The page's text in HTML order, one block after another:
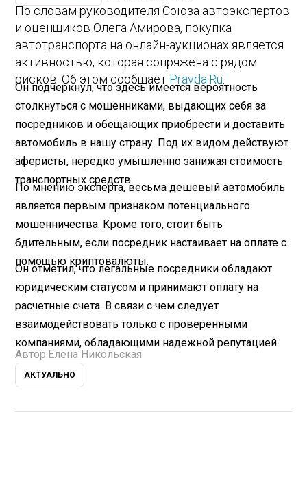
По словам руководителя Союза автоэкспертов
и оценщиков Олега Амирова, покупка
автотранспорта на онлайн-аукционах является
активностью, которая сопряжена с рядом
рисков. Об этом сообщает Pravda.Ru
Он подчеркнул, что здесь имеется вероятность
столкнуться с мошенниками, выдающих себя за
посредников и обещающих приобрести и доставить
автомобиль в нашу страну. Под их видом действуют
аферисты, нередко умышленно занижая стоимость
транспортных средств.
По мнению эксперта, весьма дешевый автомобиль
является первым признаком потенциального
мошенничества. Кроме того, стоит быть
бдительным, если посредник настаивает на оплате с
помощью криптовалюты.
Он отметил, что легальные посредники обладают
юридическим статусом и принимают оплату на
расчетные счета. В связи с чем следует
взаимодействовать только с проверенными
компаниями, обладающими надежной репутацией.
Автор:Елена Никольская
АКТУАЛЬНО